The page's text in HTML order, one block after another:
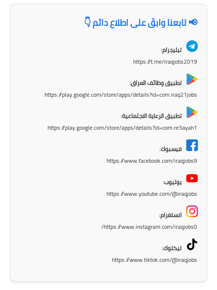
ملازم دراسية
المرحلة الابتدائية
مواضيع انشاء
📢 تابعنا وابقَ على اطلاع دائم 👇
تيليجرام:
https://t.me/iraqjobs2019
تطبيق وظائف العراق:
https://play.google.com/store/apps/details?id=com.iraq21jobs
تطبيق الرعاية الاجتماعية:
https://play.google.com/store/apps/details?id=com.re3ayah1
فيسبوك:
https://www.facebook.com/iraqjobs9
يوتيوب:
https://www.youtube.com/@iraqjobs
انستغرام:
https://www.instagram.com/iraqjobs0/
تيكتوك:
https://www.tiktok.com/@iraqjobs